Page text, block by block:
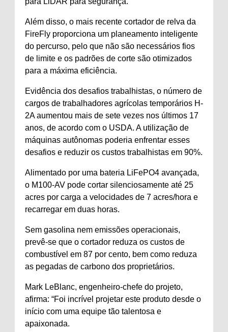
Além disso, o mais recente cortador de relva da
FireFly proporciona um planeamento inteligente
do percurso, pelo que não são necessários fios
de limite e os padrões de corte são otimizados
para a máxima eficiência.
Evidência dos desafios trabalhistas, o número de
cargos de trabalhadores agrícolas temporários H-
2A aumentou mais de sete vezes nos últimos 17
anos, de acordo com o USDA. A utilização de
máquinas autônomas poderia enfrentar esses
desafios e reduzir os custos trabalhistas em 90%.
Alimentado por uma bateria LiFePO4 avançada,
o M100-AV pode cortar silenciosamente até 25
acres por carga a velocidades de 7 acres/hora e
recarregar em duas horas.
Sem gasolina nem emissões operacionais,
prevê-se que o cortador reduza os custos de
combustível em 87 por cento, bem como reduza
as pegadas de carbono dos proprietários.
Mark LeBlanc, engenheiro-chefe do projeto,
afirma: “Foi incrível projetar este produto desde o
início com uma equipe tão talentosa e
apaixonada.